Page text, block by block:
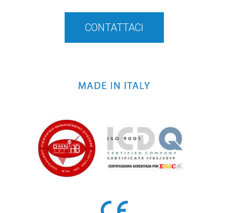
CONTATTACI